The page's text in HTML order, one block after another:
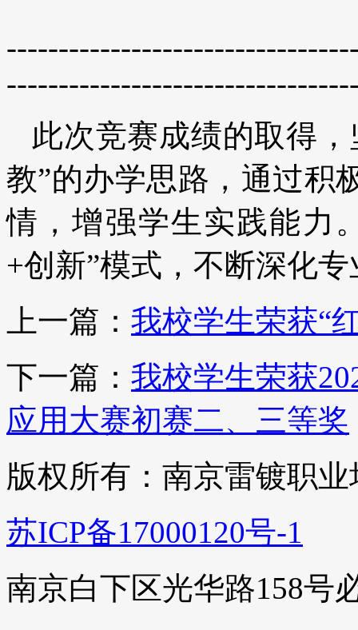
此次竞赛成绩的取得
教”的办学思路，通过积
情，增强学生实践能力
+创新”模式，不断深化
上一篇： 我校学生荣获“
下一篇： 我校学生荣获
应用大赛初赛二、三等奖
版权所有：南京雷镀职
苏ICP备17000120号-1
南京白下区光华路158号